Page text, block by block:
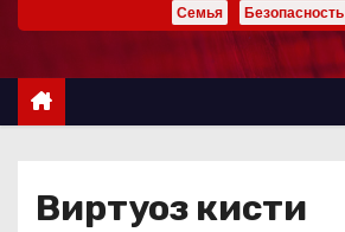
ж
Семья
Безопасность
Виртуоз кисти